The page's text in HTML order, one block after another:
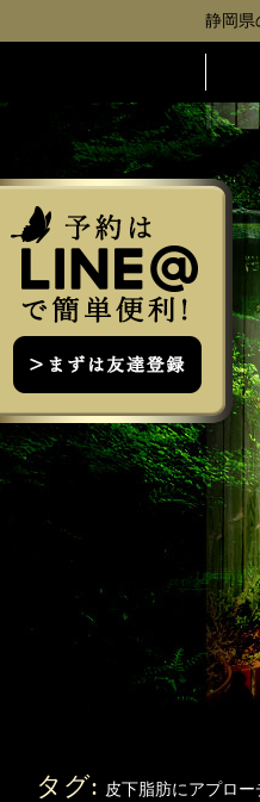
静岡県
タグ: 皮下脂肪にアプロー